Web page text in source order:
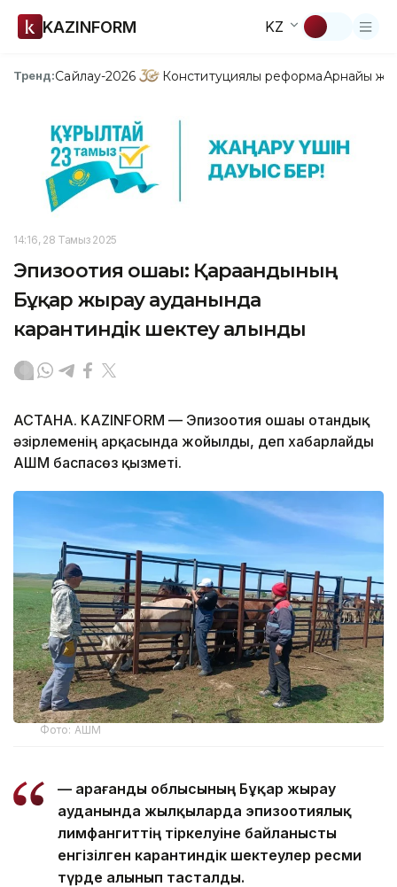
KAZINFORM KZ
Тренд:Сайлау-2026 Конституциялық реформаАрнайы
14:16, 28 Тамыз 2025
Эпизоотия ошағы: Қарағандының
Бұқар жырау ауданында
карантиндік шектеу алынды
АСТАНА. KAZINFORM — Эпизоотия ошағы отандық
әзірлеменің арқасында жойылды, деп хабарлайды
АШМ баспасөз қызметі.
Фото: АШМ
— Қарағанды облысының Бұқар жырау
ауданында жылқыларда эпизоотиялық
лимфангиттің тіркелуіне байланысты
енгізілген карантиндік шектеулер ресми
түрде алынып тасталды.